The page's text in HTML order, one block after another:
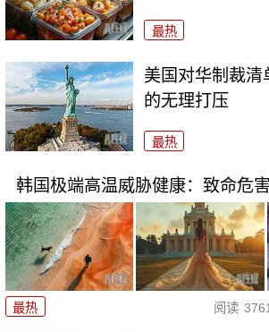
最热
美国对华制裁清
的无理打压
最热
韩国极端高温威胁健康：致命危
最热 阅读 3761